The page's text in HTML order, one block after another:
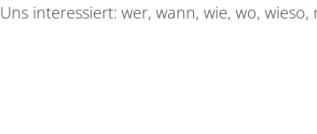
Uns interessiert: wer, wann, wie, wo,